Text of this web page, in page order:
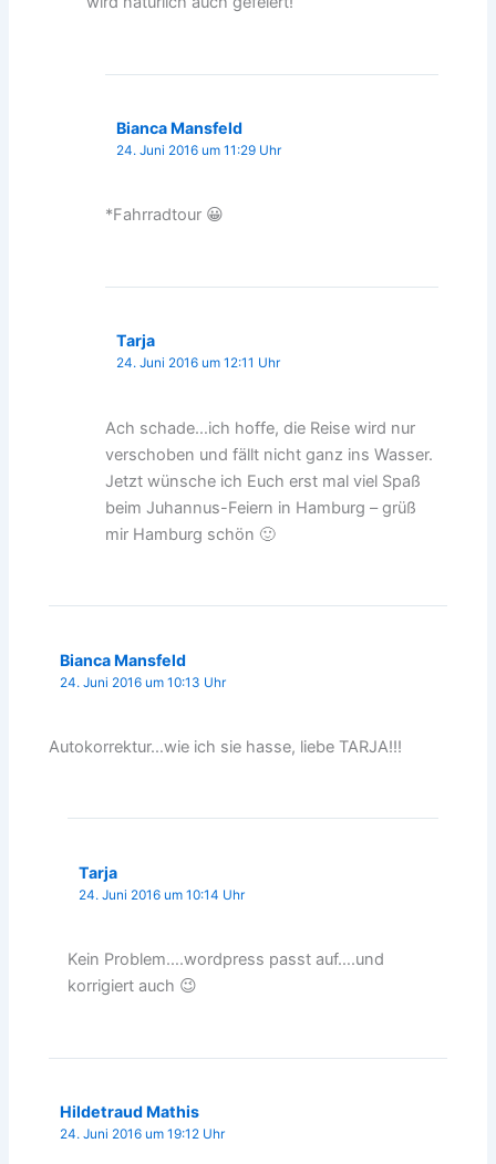
Bianca Mansfeld
24. Juni 2016 um 11:29 Uhr
*Fahrradtour 😀
Tarja
24. Juni 2016 um 12:11 Uhr
Ach schade…ich hoffe, die Reise wird nur
verschoben und fällt nicht ganz ins Wasser.
Jetzt wünsche ich Euch erst mal viel Spaß
beim Juhannus-Feiern in Hamburg – grüß
mir Hamburg schön 🙂
Bianca Mansfeld
24. Juni 2016 um 10:13 Uhr
Autokorrektur…wie ich sie hasse, liebe TARJA!!!
Tarja
24. Juni 2016 um 10:14 Uhr
Kein Problem….wordpress passt auf….und
korrigiert auch 😉
Hildetraud Mathis
24. Juni 2016 um 19:12 Uhr